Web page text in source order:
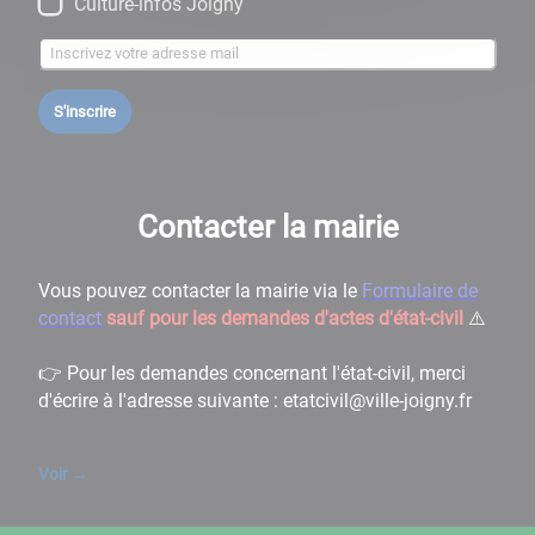
S'inscrire
Contacter la mairie
Vous pouvez contacter la mairie via le Formulaire de
contact sauf pour les demandes d'actes d'état-civil ⚠️
👉 Pour les demandes concernant l'état-civil, merci
d'écrire à l'adresse suivante : etatcivil@ville-joigny.fr
Voir →